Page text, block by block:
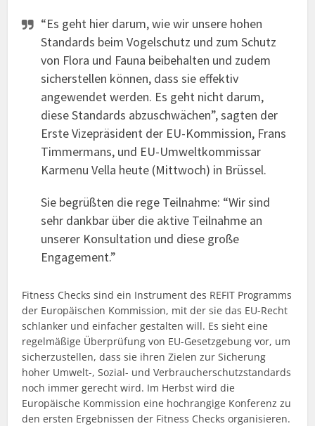
“Es geht hier darum, wie wir unsere hohen
Standards beim Vogelschutz und zum Schutz
von Flora und Fauna beibehalten und zudem
sicherstellen können, dass sie effektiv
angewendet werden. Es geht nicht darum,
diese Standards abzuschwächen”, sagten der
Erste Vizepräsident der EU-Kommission, Frans
Timmermans, und EU-Umweltkommissar
Karmenu Vella heute (Mittwoch) in Brüssel.
Sie begrüßten die rege Teilnahme: “Wir sind
sehr dankbar über die aktive Teilnahme an
unserer Konsultation und diese große
Engagement.”
Fitness Checks sind ein Instrument des REFIT Programms
der Europäischen Kommission, mit der sie das EU-Recht
schlanker und einfacher gestalten will. Es sieht eine
regelmäßige Überprüfung von EU-Gesetzgebung vor, um
sicherzustellen, dass sie ihren Zielen zur Sicherung
hoher Umwelt-, Sozial- und Verbraucherschutzstandards
noch immer gerecht wird. Im Herbst wird die
Europäische Kommission eine hochrangige Konferenz zu
den ersten Ergebnissen der Fitness Checks organisieren.